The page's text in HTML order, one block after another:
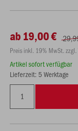
ab 19,00 €
Preis inkl. 19% MwSt. zzgl.
Artikel sofort verfügbar
Lieferzeit: 5 Werktage